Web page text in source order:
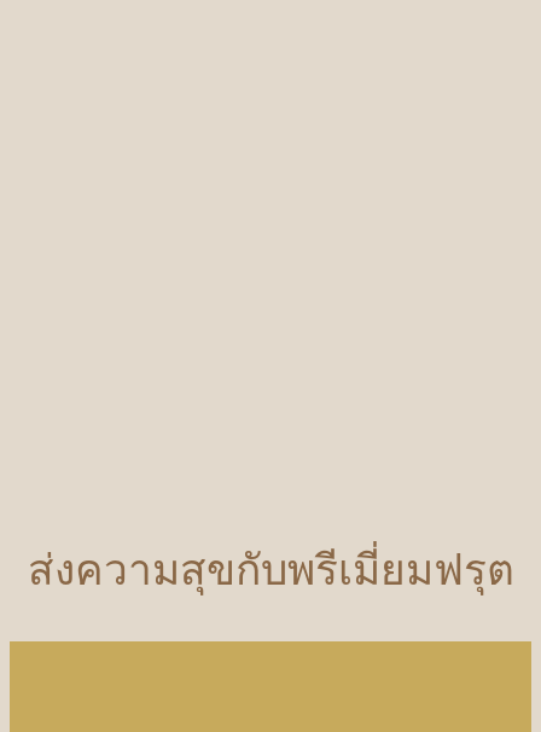
ส่งความสุขกับพรีเมี่ยมฟรุต